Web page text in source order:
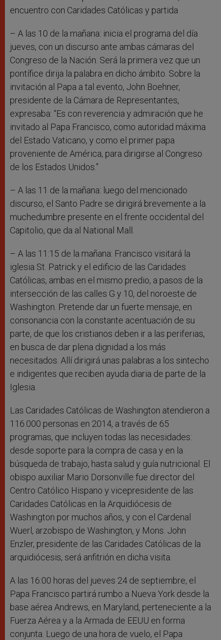
encuentro con Caridades Católicas y partida
– A las 10 de la mañana: inicia el programa del día
jueves, con un discurso ante ambas cámaras del
Congreso de la Nación. Será la primera vez que un
pontífice dirija la palabra en dicho ámbito. Sobre la
invitación al Papa a tal evento, John Boehner,
presidente de la Cámara de Representantes,
expresaba: “Es con reverencia y admiración que he
invitado al Papa Francisco, como autoridad máxima
del Estado Vaticano, y como el primer papa
proveniente de América, para dirigirse al Congreso
de los Estados Unidos.”
– A las 11 de la mañana: luego del mencionado
discurso, el Santo Padre se dirigirá brevemente a la
muchedumbre presente en el frente occidental del
Capitolio, que da al National Mall.
– A las 11:15 de la mañana: Francisco visitará la
iglesia St. Patrick y el edificio de las Caridades
Católicas, ambas en el mismo predio, a pasos de la
intersección de las calles G y 10, del noroeste de
Washington. Pretende dar un fuerte mensaje, en
consonancia con la constante acentuación de su
parte, de que los cristianos deben ir a las periferias,
en busca de dar plena dignidad a los más
necesitados. Allí dirigirá unas palabras a los sintecho
e indigentes que reciben ayuda diaria de parte de la
Iglesia.
Las Caridades Católicas de Washington atendieron a
116.000 personas en 2014, a través de 65
programas, que incluyen todas las necesidades:
desde soporte para la compra de casa y en la
búsqueda de trabajo, hasta salud y guía nutricional. El
obispo auxiliar Mario Dorsonville fue director del
Centro Católico Hispano y vicepresidente de las
Caridades Católicas en la Arquidiócesis de
Washington por muchos años, y con el Cardenal
Wuerl, arzobispo de Washington, y Mons. John
Enzler, presidente de las Caridades Católicas de la
arquidiócesis, será anfitrión en dicha visita.
A las 16:00 horas del jueves 24 de septiembre, el
Papa Francisco partirá rumbo a Nueva York desde la
base aérea Andrews, en Maryland, perteneciente a la
Fuerza Aérea y a la Armada de EEUU en forma
conjunta. Luego de una hora de vuelo, el Papa